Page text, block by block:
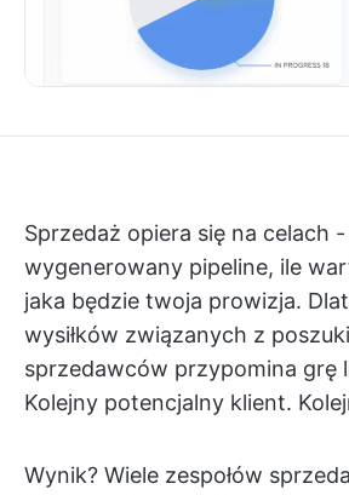
Sprzedaż opiera się na celach
wygenerowany pipeline, ile
jaka będzie twoja prowizja.
wysiłków związanych z
sprzedawców przypomina grę
Kolejny potencjalny klient.
Wynik? Wiele zespołów